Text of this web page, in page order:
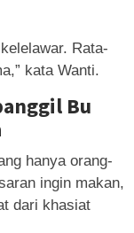
Rata-
kata Wanti.
Bu
hanya orang-
ingin makan,
dari khasiat